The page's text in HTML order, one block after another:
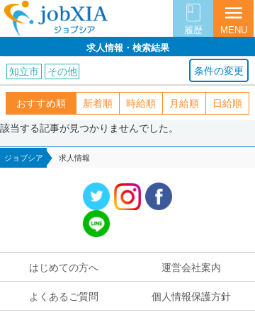
履歴
menu
MENU
求人情報・検索結果
条件の変更
知立市 その他
おすすめ順 新着順 時給順 月給順 日給順
該当する記事が見つかりませんでした。
ジョブシア 求人情報
はじめての方へ 運営会社案内
よくあるご質問 個人情報保護方針